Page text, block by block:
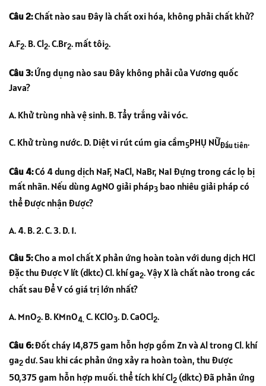
Câu 2:Chất nào sau đây là chất oxi hóa, không phải chất khử?
A.F2. B. Cl2. C.Br2. mất tôi2.
Câu 3:Ứng dụng nào sau đây không phải của Vương quốc
Java?
A. Khử trùng nhà vệ sinh. B. Tẩy trắng vải vóc.
C. Khử trùng nước. D. Diệt vi rút cúm gia cầm5PHỤ NỮĐầu tiên.
Câu 4:Có 4 dung dịch NaF, NaCl, NaBr, NaI đựng trong các lọ bị
mất nhãn. Nếu dùng AgNO giải pháp3 bao nhiêu giải pháp có
thể được nhận được?
A. 4. B. 2. C. 3. D. 1.
Câu 5:Cho a mol chất X phản ứng hoàn toàn với dung dịch HCl
đặc thu được V lít (dktc) Cl. khí ga2. Vậy X là chất nào trong các
chất sau để V có giá trị lớn nhất?
A. MnO2. B. KMnO4.C. KClO3. D. CaOCl2.
Câu 6:Đốt cháy 14,875 gam hỗn hợp gồm Zn và Al trong Cl. khí
ga2dư. Sau khi các phản ứng xảy ra hoàn toàn, thu được
50,375 gam hỗn hợp muối. thể tích khí Cl2 (dktc) đã phản ứng